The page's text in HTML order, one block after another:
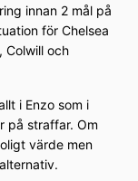
innan 2 mål på
för Chelsea
Colwill och
i Enzo som i
på straffar. Om
värde men